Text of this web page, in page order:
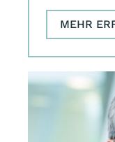
MEHR